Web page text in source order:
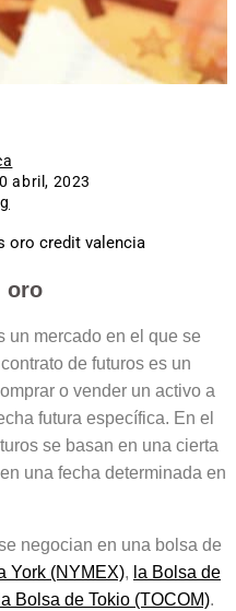
abril, 2023
oro
un mercado en el que se
de futuros es un
o vender un activo a
futura específica. En el
se basan en una cierta
una fecha determinada en
negocian en una bolsa de
York (NYMEX), la Bolsa de
la Bolsa de Tokio (TOCOM).